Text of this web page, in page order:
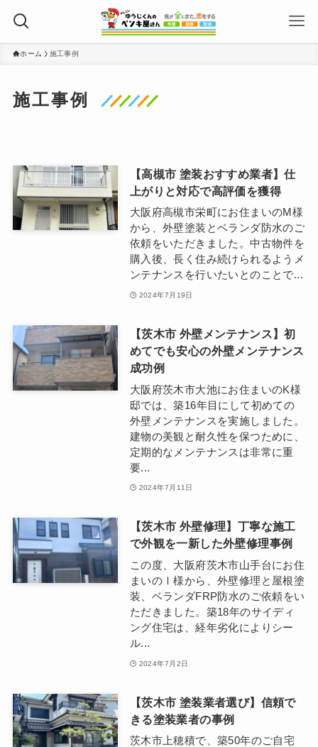
ホーム 施工事例
施工事例
【高槻市 塗装おすすめ業者】仕
上がりと対応で高評価を獲得
大阪府高槻市栄町にお住まいのM様
から、外壁塗装とベランダ防水のご
依頼をいただきました。中古物件を
購入後、長く住み続けられるようメ
ンテナンスを行いたいとのことで...
2024年7月19日
【茨木市 外壁メンテナンス】初
めてでも安心の外壁メンテナンス
成功例
大阪府茨木市大池にお住まいのK様
邸では、築16年目にして初めての
外壁メンテナンスを実施しました。
建物の美観と耐久性を保つために、
定期的なメンテナンスは非常に重
要...
2024年7月11日
【茨木市 外壁修理】丁寧な施工
で外観を一新した外壁修理事例
この度、大阪府茨木市山手台にお住
まいのⅠ様から、外壁修理と屋根塗
装、ベランダFRP防水のご依頼をい
ただきました。築18年のサイディ
ング住宅は、経年劣化によりシー
ル...
2024年7月2日
【茨木市 塗装業者選び】信頼で
きる塗装業者の事例
茨木市上穂積で、築50年のご自宅